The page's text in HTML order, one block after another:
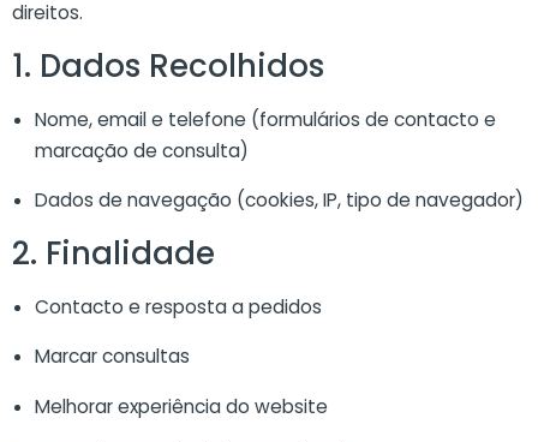
direitos.
1. Dados Recolhidos
Nome, email e telefone (formulários de contacto e
marcação de consulta)
Dados de navegação (cookies, IP, tipo de navegador)
2. Finalidade
Contacto e resposta a pedidos
Marcar consultas
Melhorar experiência do website